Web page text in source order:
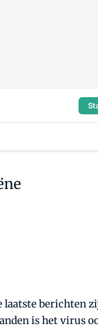
laatste berichten
is het virus